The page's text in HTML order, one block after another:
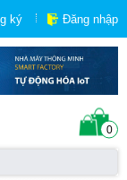
ký Đăng nhập
0